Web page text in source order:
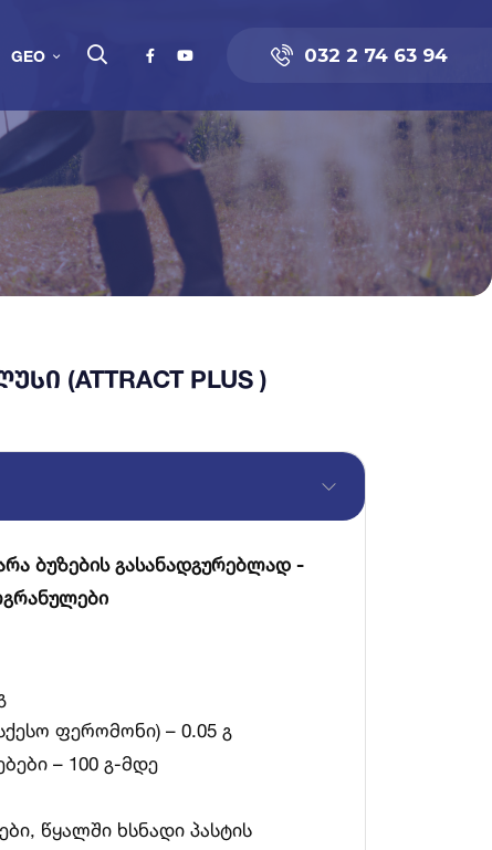
GEO 032 2 74 63 94
(ATTRACT PLUS )
ბუზების გასანადგურებლად -
ფერომონი) – 0.05 გ
– 100 გ-მდე
წყალში ხსნადი პასტის